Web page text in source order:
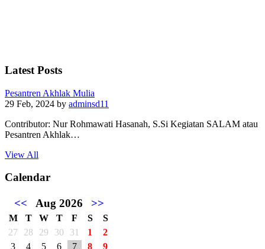
Latest Posts
Pesantren Akhlak Mulia
29 Feb, 2024 by adminsd11
Contributor: Nur Rohmawati Hasanah, S.Si Kegiatan SALAM atau
Pesantren Akhlak…
View All
Calendar
<< Aug 2026 >>
M T W T F S
S
27
28 29 30 31 1
2
3
4 5 6 7 8 9